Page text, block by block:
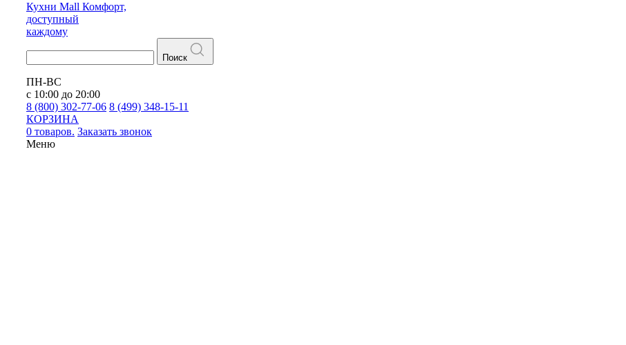
Кухни Mall Комфорт,
доступный
каждому
Поиск
ПН-ВС
с 10:00 до 20:00
8 (800) 302-77-06 8 (499) 348-15-11
КОРЗИНА
0 товаров. Заказать звонок
Меню